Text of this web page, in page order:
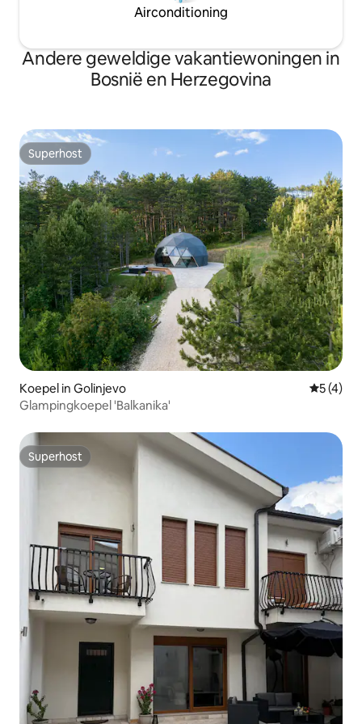
Airconditioning
Andere geweldige vakantiewoningen in
Bosnië en Herzegovina
Superhost
Superhost
Koepel in Golinjevo
5 (4)
Glampingkoepel 'Balkanika'
Superhost
Superhost